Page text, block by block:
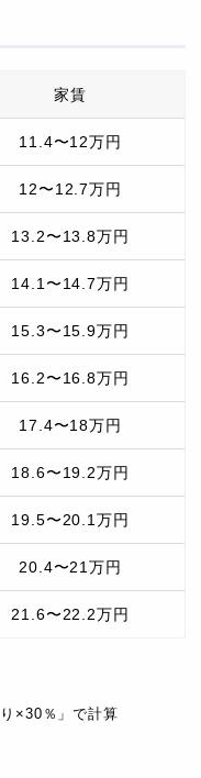
家賃
11.4〜12万円
12〜12.7万円
13.2〜13.8万円
14.1〜14.7万円
15.3〜15.9万円
16.2〜16.8万円
17.4〜18万円
18.6〜19.2万円
19.5〜20.1万円
20.4〜21万円
21.6〜22.2万円
×30％」で計算